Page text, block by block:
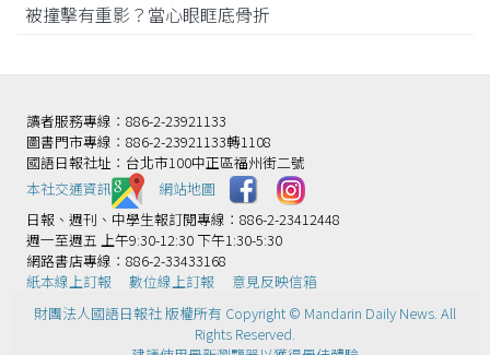
被撞擊有重影？當心眼眶底骨折
讀者服務專線：886-2-23921133
圖書門市專線：886-2-23921133轉1108
國語日報社址：台北市100中正區福州街二號
本社交通資訊️
網站地圖
日報、週刊、中學生報訂閱專線：886-2-23412448
週一至週五 上午9:30-12:30 下午1:30-5:30
網路書店專線：886-2-33433168
紙本線上訂報
數位線上訂報
意見反映信箱
財團法人國語日報社 版權所有 Copyright © Mandarin Daily News. All
Rights Reserved.